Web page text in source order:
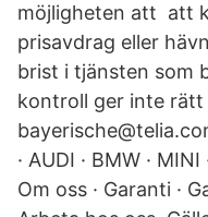
möjligheten att att
prisavdrag eller
brist i tjänsten som
kontroll ger inte
· AUDI · BMW ·
Om oss · Garanti ·